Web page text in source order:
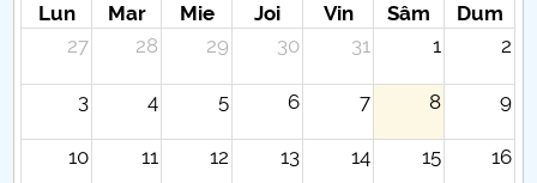
Lun Mar Mie Joi Vin Sâm
Dum
27
28 29 30 31 1 2
3 4 5 6 7 8 9
10 11 12 13 14 15 16